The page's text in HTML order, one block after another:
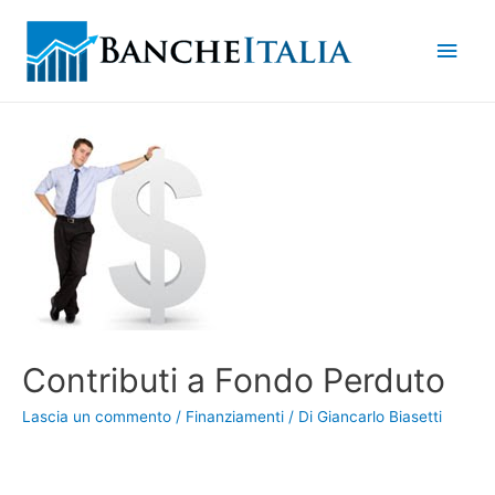
Contributi a Fondo Perduto
Lascia un commento / Finanziamenti / Di Giancarlo Biasetti